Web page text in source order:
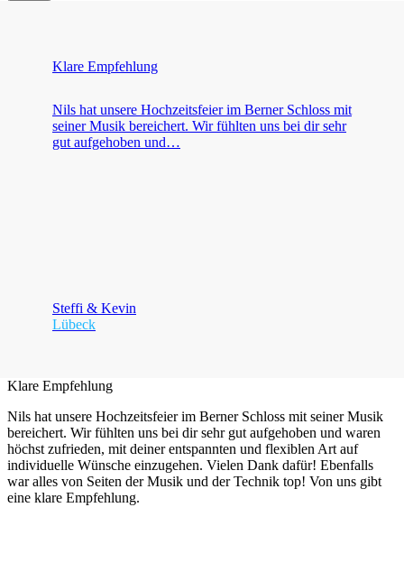
Klare Empfehlung
Nils hat unsere Hochzeitsfeier im Berner Schloss mit
seiner Musik bereichert. Wir fühlten uns bei dir sehr
gut aufgehoben und…
Steffi & Kevin
Lübeck
Klare Empfehlung
Nils hat unsere Hochzeitsfeier im Berner Schloss mit seiner Musik
bereichert. Wir fühlten uns bei dir sehr gut aufgehoben und waren
höchst zufrieden, mit deiner entspannten und flexiblen Art auf
individuelle Wünsche einzugehen. Vielen Dank dafür! Ebenfalls
war alles von Seiten der Musik und der Technik top! Von uns gibt
eine klare Empfehlung.